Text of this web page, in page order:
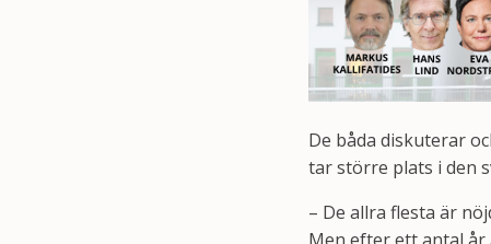
De båda diskuterar
tar större plats i den
– De allra flesta är